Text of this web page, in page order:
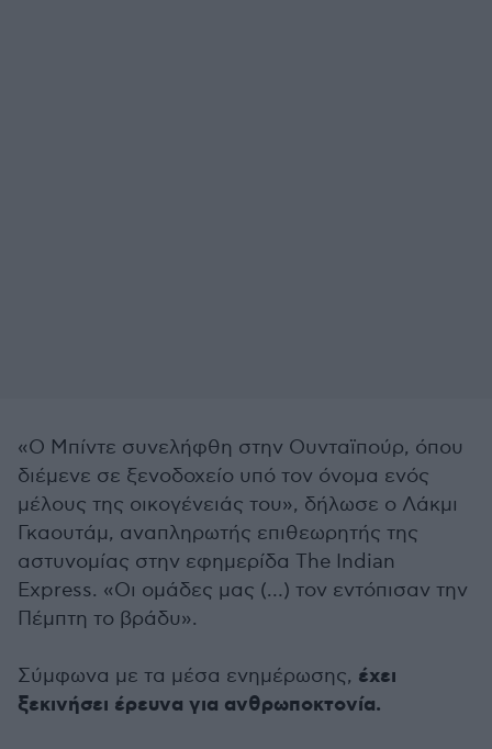
«Ο Μπίντε συνελήφθη στην Ουνταϊπούρ, όπου
διέμενε σε ξενοδοχείο υπό τον όνομα ενός
μέλους της οικογένειάς του», δήλωσε ο Λάκμι
Γκαουτάμ, αναπληρωτής επιθεωρητής της
αστυνομίας στην εφημερίδα The Indian
Express. «Οι ομάδες μας (…) τον εντόπισαν την
Πέμπτη το βράδυ».
Σύμφωνα με τα μέσα ενημέρωσης, έχει
ξεκινήσει έρευνα για ανθρωποκτονία.